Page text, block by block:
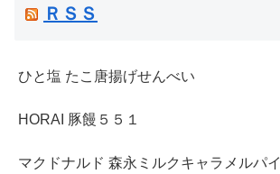
ＲＳＳ
ひと塩 たこ唐揚げせんべい
HORAI 豚饅５５１
マクドナルド 森永ミルクキャラメルパイ